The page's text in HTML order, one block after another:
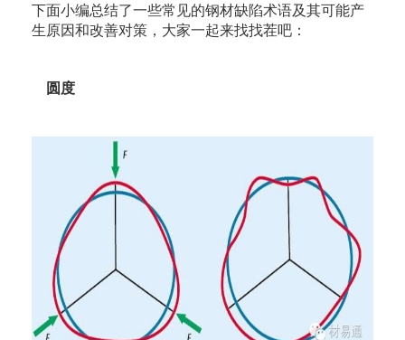
下面小编总结了一些常见的钢材缺陷术语及其可能产
生原因和改善对策，大家一起来找找茬吧：
圆度